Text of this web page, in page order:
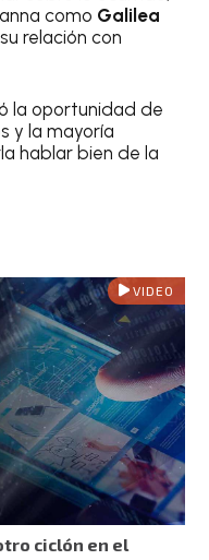
como Galilea
relación con
la oportunidad de
y la mayoría
hablar bien de la
VIDEO
ciclón en el